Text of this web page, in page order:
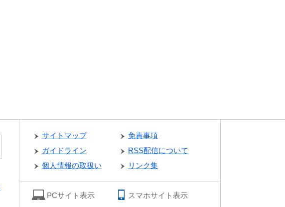
サイトマップ
免責事項
ガイドライン
RSS配信について
個人情報の取扱い
リンク集
PCサイト表示 スマホサイト表示